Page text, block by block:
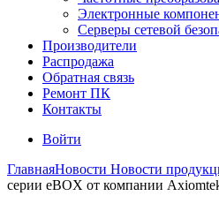
Электронные
Серверы сетевой
Производители
Распродажа
Обратная связь
Ремонт ПК
Контакты
Войти
ГлавнаяНовости Новости
серии eBOX от компании